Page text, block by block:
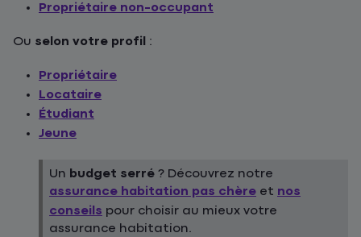
Propriétaire non-occupant
Ou selon votre profil :
Propriétaire
Locataire
Étudiant
Jeune
Un budget serré ? Découvrez notre
assurance habitation pas chère et nos
conseils pour choisir au mieux votre
assurance habitation.